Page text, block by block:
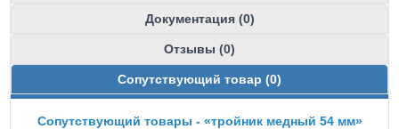
Документация (0)
Отзывы (0)
Сопутствующий товар (0)
Сопутствующий товары - «тройник медный 54 мм»